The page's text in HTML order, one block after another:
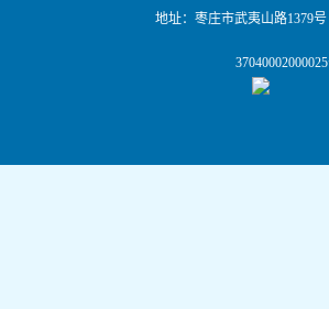
地址：枣庄市武夷山路1379号